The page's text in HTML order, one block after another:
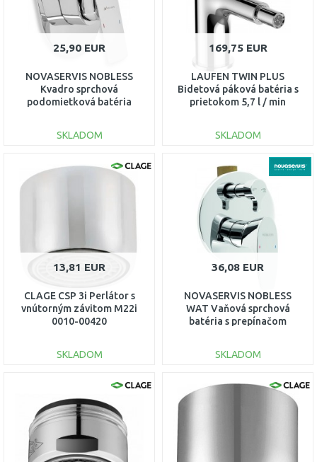
25,90 EUR
NOVASERVIS NOBLESS
Kvadro sprchová
podomietková batéria
SKLADOM
DO KOŠÍKA
169,75 EUR
LAUFEN TWIN PLUS
Bidetová páková batéria s
prietokom 5,7 l / min
SKLADOM
DO KOŠÍKA
Porovnať
13,81 EUR
CLAGE CSP 3i Perlátor s
vnútorným závitom M22i
0010-00420
SKLADOM
DO KOŠÍKA
Porovnať
36,08 EUR
NOVASERVIS NOBLESS
WAT Vaňová sprchová
batéria s prepínačom
SKLADOM
DO KOŠÍKA